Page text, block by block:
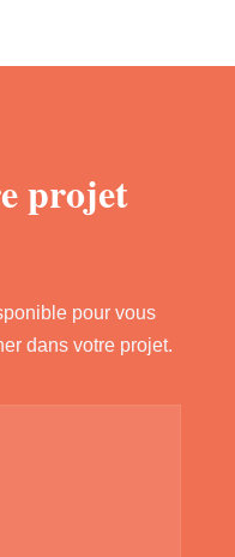
projet
pour vous
dans votre projet.